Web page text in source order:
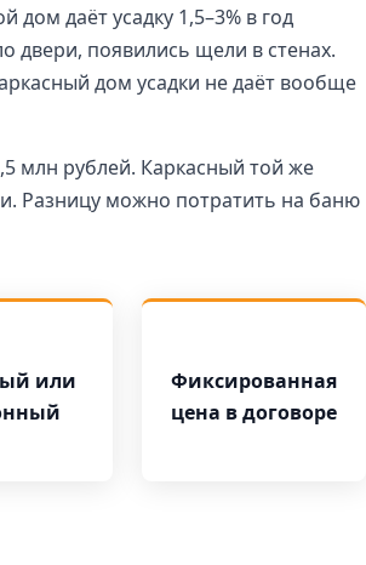
даёт усадку 1,5–3% в год
двери, появились щели в стенах.
дом усадки не даёт вообще
млн рублей. Каркасный той же
Разницу можно потратить на баню
или
Фиксированная
цена в договоре